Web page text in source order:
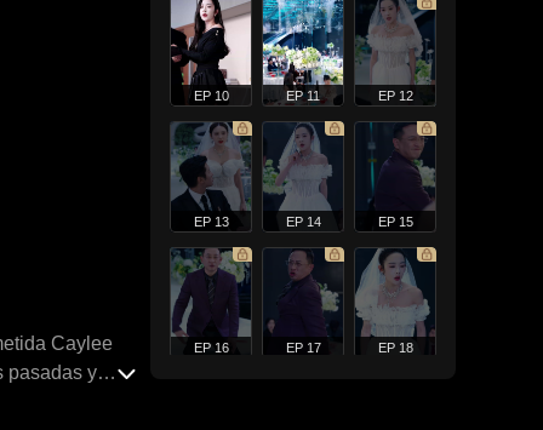
Caylee
pasadas y
EP 10 EP 11 EP 12
EP 13 EP 14 EP 15
EP 16 EP 17 EP 18